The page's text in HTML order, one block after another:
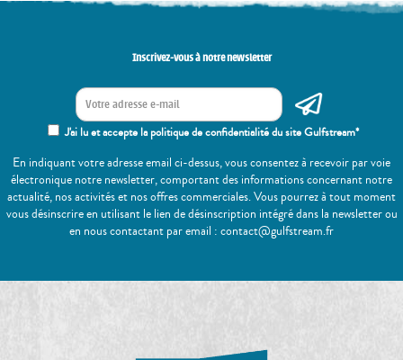
Inscrivez-vous à notre newsletter
J'ai lu et accepte la politique de confidentialité du site Gulfstream*
En indiquant votre adresse email ci-dessus, vous consentez à recevoir par voie
électronique notre newsletter, comportant des informations concernant notre
actualité, nos activités et nos offres commerciales. Vous pourrez à tout moment
vous désinscrire en utilisant le lien de désinscription intégré dans la newsletter ou
en nous contactant par email : contact@gulfstream.fr